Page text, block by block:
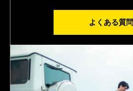
よくある質問